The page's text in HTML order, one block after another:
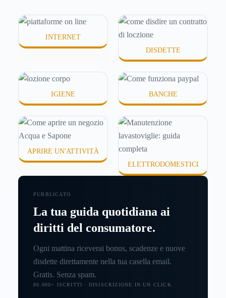
o difficili da assorbire.
INTERNET
DISDETTE
IGIENE BANCHE
APRIRE UN'ATTIVITÀ
ELETTRODOMESTICI
PUBBLICATO
La tua guida quotidiana ai
diritti del consumatore.
Ogni mattina riceverai bonus, scadenze e nuove
disdette direttamente nella tua casella email.
Gratis. Senza spam.
80.000+ ISCRITTI · DISISCRIZIONE IN UN CLICK